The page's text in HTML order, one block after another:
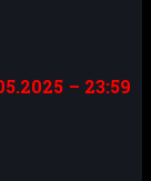
– 23:59